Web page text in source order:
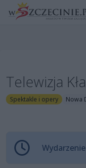
Telewizja
Spektakle i opery Nowa